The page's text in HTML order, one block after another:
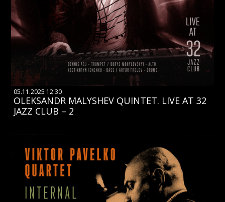
05.11.2025 12:30
OLEKSANDR MALYSHEV QUINTET. LIVE AT 32
JAZZ CLUB – 2